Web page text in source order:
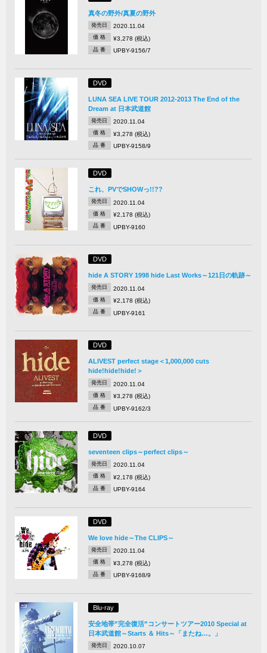
真冬の野外/真夏の野外
発売日 2020.11.04
価 格 ¥3,278 (税込)
品 番 UPBY-9156/7
DVD
LUNA SEA LIVE TOUR 2012‐2013 The End of the
Dream at 日本武道館
発売日 2020.11.04
価 格 ¥3,278 (税込)
品 番 UPBY-9158/9
DVD
これ、PVでSHOWっ!!??
発売日 2020.11.04
価 格 ¥2,178 (税込)
品 番 UPBY-9160
DVD
hide A STORY 1998 hide Last Works～121日の軌跡～
発売日 2020.11.04
価 格 ¥2,178 (税込)
品 番 UPBY-9161
DVD
ALIVEST perfect stage＜1,000,000 cuts
hide!hide!hide!＞
発売日 2020.11.04
価 格 ¥3,278 (税込)
品 番 UPBY-9162/3
DVD
seventeen clips～perfect clips～
発売日 2020.11.04
価 格 ¥2,178 (税込)
品 番 UPBY-9164
DVD
We love hide～The CLIPS～
発売日 2020.11.04
価 格 ¥3,278 (税込)
品 番 UPBY-9168/9
Blu-ray
安全地帯”完全復活”コンサートツアー2010 Special at
日本武道館～Starts ＆ Hits～「またね…。」
発売日 2020.10.07